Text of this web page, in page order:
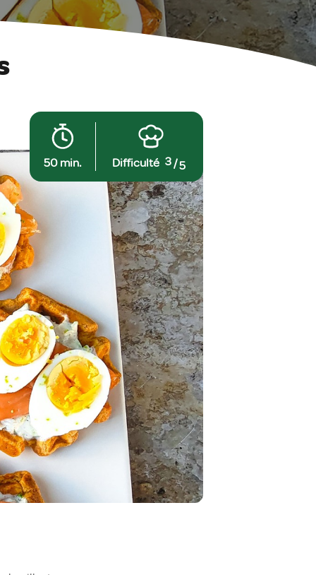
50 min. Difficulté 3/5